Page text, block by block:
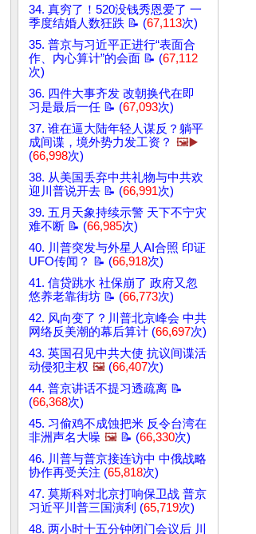
34. 真穷了！520没钱秀恩爱了 一
季度结婚人数狂跌 📝 (67,113次)
35. 普京与习近平正进行“表面合
作、内心算计”的会面 📝 (67,112
次)
36. 四件大事齐发 改朝换代在即
习是最后一任 📝 (67,093次)
37. 谁在逼大陆年轻人谋反？躺平
成间谍，境外势力发工资？ 🖼️▶️
(66,998次)
38. 从美国丢弃中共礼物与中共欢
迎川普说开去 📝 (66,991次)
39. 五月天象持续示警 天下不宁灾
难不断 📝 (66,985次)
40. 川普突发与外星人AI合照 印证
UFO传闻？ 📝 (66,918次)
41. 信贷跳水 社保崩了 政府又忽
悠养老靠街坊 📝 (66,773次)
42. 风向变了？川普北京峰会 中共
网络反美潮的幕后算计 (66,697次)
43. 英国召见中共大使 抗议间谍活
动侵犯主权 🖼️ (66,407次)
44. 普京讲话不提习透疏离 📝
(66,368次)
45. 习偷鸡不成蚀把米 反令台湾在
非洲声名大噪 🖼️ 📝 (66,330次)
46. 川普与普京接连访中 中俄战略
协作再受关注 (65,818次)
47. 莫斯科对北京打响保卫战 普京
习近平川普三国演利 (65,719次)
48. 两小时十五分钟闭门会议后 川